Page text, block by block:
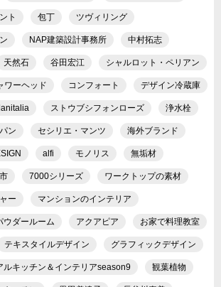
ト 包丁 ツヴィリング
NAP建築設計事務所 中村拓志
天然石 谷田宏江 シャルロット・ペリアン
ワーヘッド コンフォート デザイン冷蔵庫
ストウブシフォンローズ 浄水栓
ン セシリエ・マンツ 海外ブランド
alfi モノリス 無垢材
7000シリーズ ワークトップの素材
ー マンションのインテリア
ウダールーム アクアピア お家で料理教室
テキスタイルデザイン グラフィックデザイン
ルキッチン＆インテリアseason9 観葉植物